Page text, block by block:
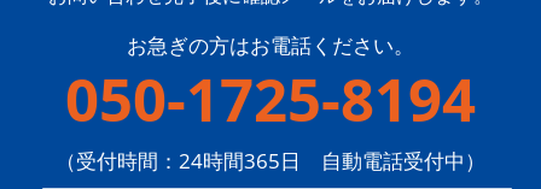
お急ぎの方はお電話ください。
050-1725-8194
（受付時間：24時間365日 自動電話受付中）